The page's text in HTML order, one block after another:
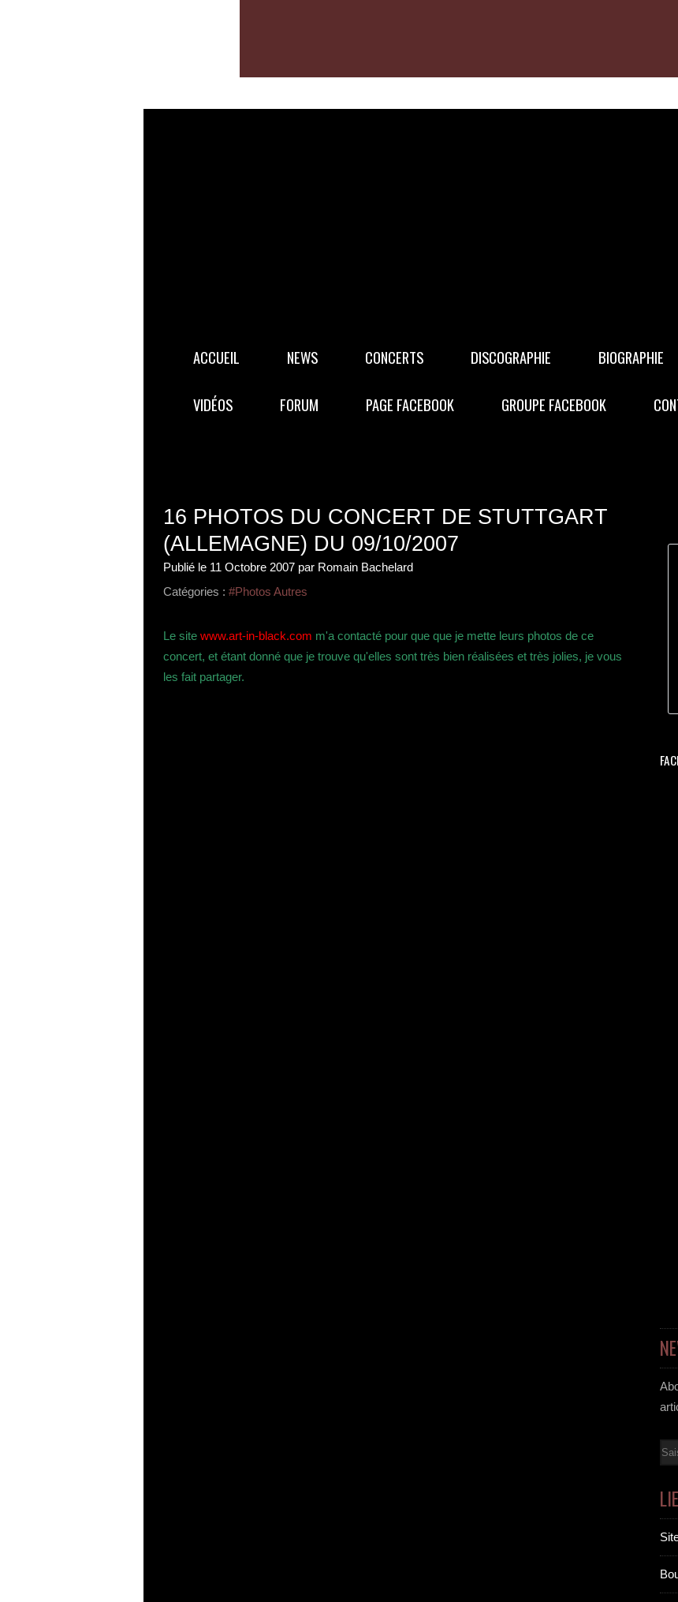
ACCUEIL NEWS CONCERTS DISCOGRAPHIE BIOGRAPHIE
VIDÉOS FORUM PAGE FACEBOOK GROUPE FACEBOOK
16 PHOTOS DU CONCERT DE STUTTGART
(ALLEMAGNE) DU 09/10/2007
Publié le 11 Octobre 2007 par Romain Bachelard
Catégories : #Photos Autres
Le site www.art-in-black.com m'a contacté pour que que je mette leurs photos de ce
concert, et étant donné que je trouve qu'elles sont très bien réalisées et très jolies, je vous
les fait partager.